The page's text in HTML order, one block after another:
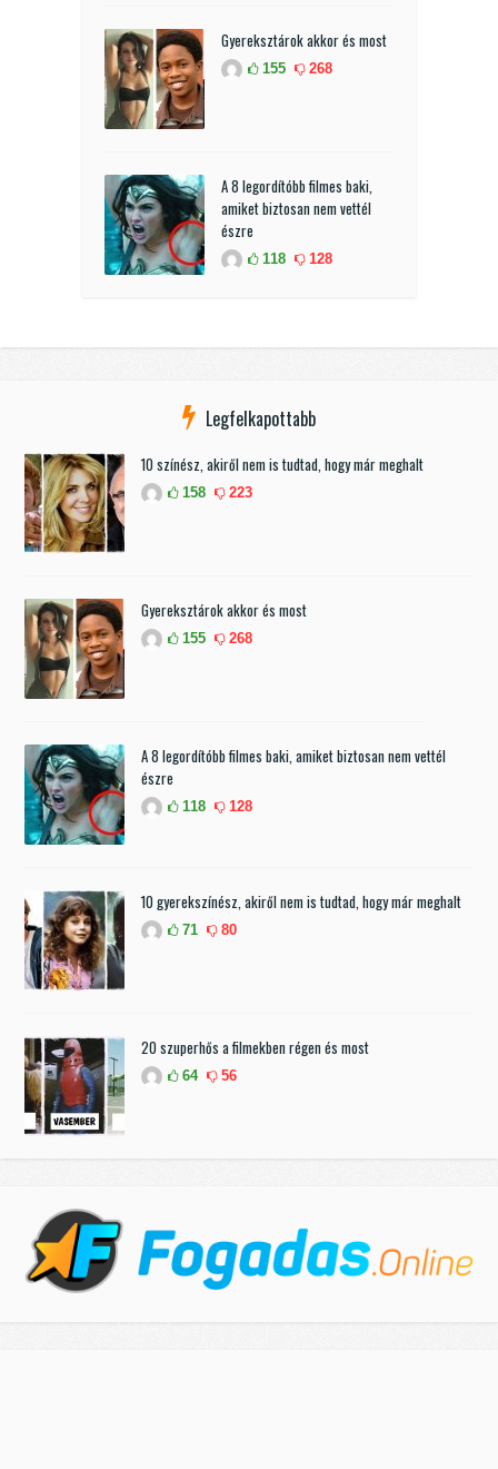
Gyereksztárok akkor és most
155 268
A 8 legordítóbb filmes baki,
amiket biztosan nem vettél
észre
118 128
Legfelkapottabb
10 színész, akiről nem is tudtad, hogy már meghalt
158 223
Gyereksztárok akkor és most
155 268
A 8 legordítóbb filmes baki, amiket biztosan nem vettél
észre
118 128
10 gyerekszínész, akiről nem is tudtad, hogy már meghalt
71 80
20 szuperhős a filmekben régen és most
64 56